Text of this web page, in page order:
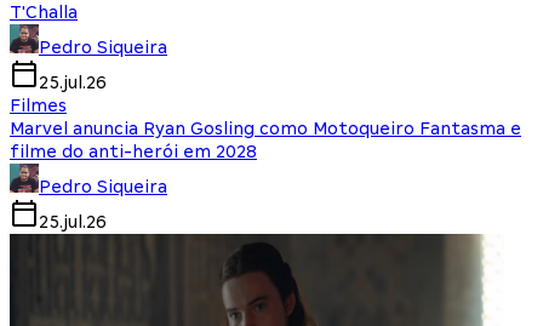
T'Challa
Pedro Siqueira
25.jul.26
Filmes
Marvel anuncia Ryan Gosling como Motoqueiro Fantasma e
filme do anti-herói em 2028
Pedro Siqueira
25.jul.26